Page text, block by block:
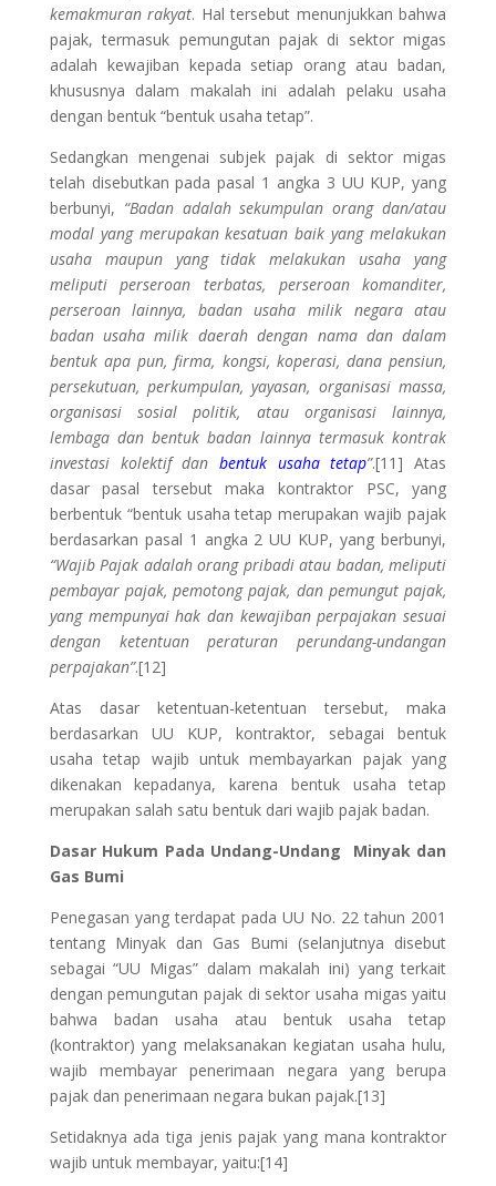
kemakmuran rakyat. Hal tersebut menunjukkan bahwa
pajak, termasuk pemungutan pajak di sektor migas
adalah kewajiban kepada setiap orang atau badan,
khususnya dalam makalah ini adalah pelaku usaha
dengan bentuk “bentuk usaha tetap”.
Sedangkan mengenai subjek pajak di sektor migas
telah disebutkan pada pasal 1 angka 3 UU KUP, yang
berbunyi, “Badan adalah sekumpulan orang dan/atau
modal yang merupakan kesatuan baik yang melakukan
usaha maupun yang tidak melakukan usaha yang
meliputi perseroan terbatas, perseroan komanditer,
perseroan lainnya, badan usaha milik negara atau
badan usaha milik daerah dengan nama dan dalam
bentuk apa pun, firma, kongsi, koperasi, dana pensiun,
persekutuan, perkumpulan, yayasan, organisasi massa,
organisasi sosial politik, atau organisasi lainnya,
lembaga dan bentuk badan lainnya termasuk kontrak
investasi kolektif dan bentuk usaha tetap”.[11] Atas
dasar pasal tersebut maka kontraktor PSC, yang
berbentuk “bentuk usaha tetap merupakan wajib pajak
berdasarkan pasal 1 angka 2 UU KUP, yang berbunyi,
“Wajib Pajak adalah orang pribadi atau badan, meliputi
pembayar pajak, pemotong pajak, dan pemungut pajak,
yang mempunyai hak dan kewajiban perpajakan sesuai
dengan ketentuan peraturan perundang-undangan
perpajakan”.[12]
Atas dasar ketentuan-ketentuan tersebut, maka
berdasarkan UU KUP, kontraktor, sebagai bentuk
usaha tetap wajib untuk membayarkan pajak yang
dikenakan kepadanya, karena bentuk usaha tetap
merupakan salah satu bentuk dari wajib pajak badan.
Dasar Hukum Pada Undang-Undang Minyak dan
Gas Bumi
Penegasan yang terdapat pada UU No. 22 tahun 2001
tentang Minyak dan Gas Bumi (selanjutnya disebut
sebagai “UU Migas” dalam makalah ini) yang terkait
dengan pemungutan pajak di sektor usaha migas yaitu
bahwa badan usaha atau bentuk usaha tetap
(kontraktor) yang melaksanakan kegiatan usaha hulu,
wajib membayar penerimaan negara yang berupa
pajak dan penerimaan negara bukan pajak.[13]
Setidaknya ada tiga jenis pajak yang mana kontraktor
wajib untuk membayar, yaitu:[14]